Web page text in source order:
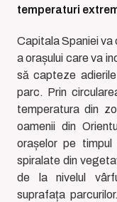
temperaturi
Capitala Spaniei va
a orașului care va
să capteze
parc. Prin
temperatura din
oamenii din
orașelor pe timpul
spiralate din
de la nivelul
suprafața